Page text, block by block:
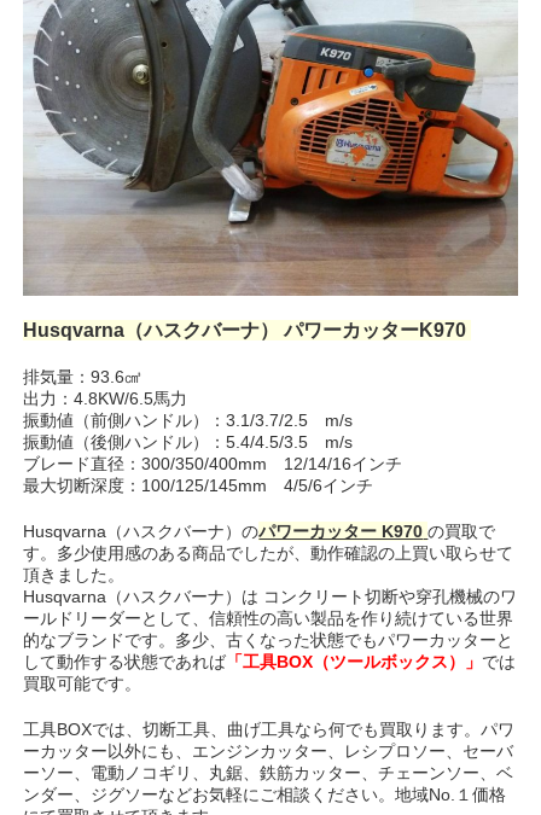
Husqvarna（ハスクバーナ） パワーカッターK970
排気量：93.6㎤
出力：4.8KW/6.5馬力
振動値（前側ハンドル）：3.1/3.7/2.5 m/s
振動値（後側ハンドル）：5.4/4.5/3.5 m/s
ブレード直径：300/350/400mm 12/14/16インチ
最大切断深度：100/125/145mm 4/5/6インチ
Husqvarna（ハスクバーナ）のパワーカッター K970 の買取で
す。多少使用感のある商品でしたが、動作確認の上買い取らせて
頂きました。
Husqvarna（ハスクバーナ）は コンクリート切断や穿孔機械のワ
ールドリーダーとして、信頼性の高い製品を作り続けている世界
的なブランドです。多少、古くなった状態でもパワーカッターと
して動作する状態であれば 「工具BOX（ツールボックス）」 では
買取可能です。
工具BOXでは、切断工具、曲げ工具なら何でも買取ります。パワ
ーカッター以外にも、エンジンカッター、レシプロソー、セーバ
ーソー、電動ノコギリ、丸鋸、鉄筋カッター、チェーンソー、ベ
ンダー、ジグソーなどお気軽にご相談ください。地域No.１価格